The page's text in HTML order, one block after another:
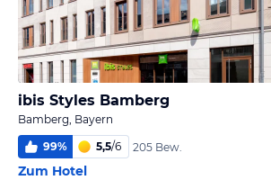
ibis Styles Bamberg
Bamberg, Bayern
99% 5,5/6 205 Bew.
Zum Hotel